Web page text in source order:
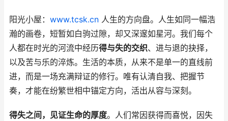
阳光小屋： www.tcsk.cn 人生的方向盘。人生如同一幅浩
瀚的画卷，短暂如白驹过隙，却又深邃如星河。我们每个
人都在时光的河流中经历得与失的交织、进与退的抉择，
以及苦与乐的淬炼。生活的本质，从来不是单一的直线前
进，而是一场充满辩证的修行。唯有认清自我、把握节
奏，才能在纷繁世相中锚定方向，活出从容与深刻。
得失之间，见证生命的厚度。人们常因获得而喜悦，因失